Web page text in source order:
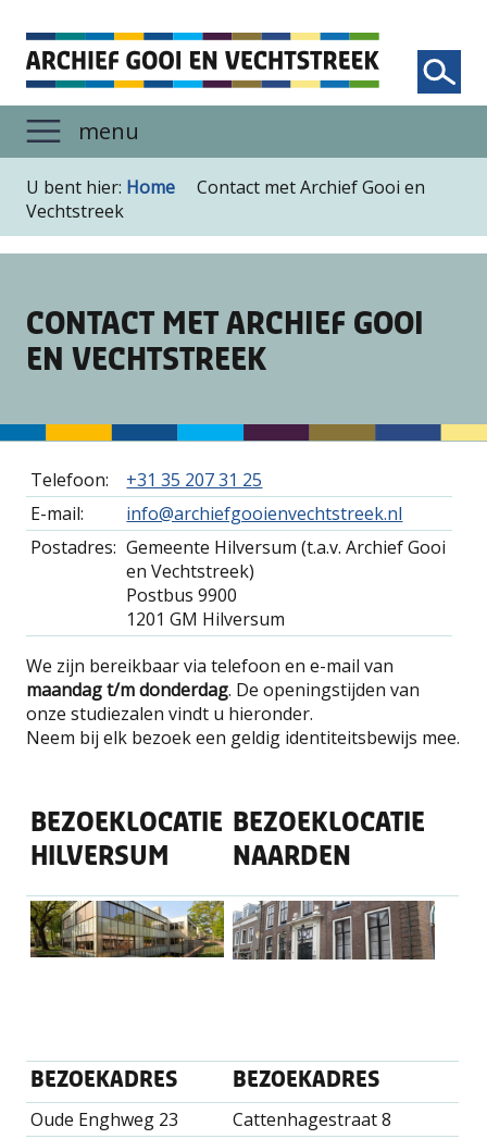
Uitgebreid zoeken
NIEUWS
EDUCATIE
ACTIVITEITEN
OVER ONS
Publieksomgeving
U bent hier: Home
Contact met Archief Gooi en
Vechtstreek
CONTACT MET ARCHIEF GOOI
EN VECHTSTREEK
Telefoon:
+31 35 207 31 25
E-mail:
info@archiefgooienvechtstreek.nl
Postadres: Gemeente Hilversum (t.a.v. Archief Gooi
en Vechtstreek)
Postbus 9900
1201 GM Hilversum
We zijn bereikbaar via telefoon en e-mail van
maandag t/m donderdag. De openingstijden van
onze studiezalen vindt u hieronder.
Neem bij elk bezoek een geldig identiteitsbewijs mee.
BEZOEKLOCATIE
HILVERSUM
BEZOEKLOCATIE
NAARDEN
BEZOEKADRES BEZOEKADRES
Oude Enghweg 23
Cattenhagestraat 8